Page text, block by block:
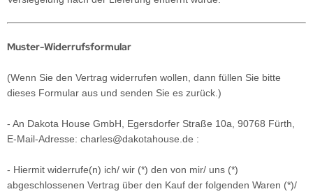
Muster-Widerrufsformular
(Wenn Sie den Vertrag widerrufen wollen, dann füllen Sie bitte
dieses Formular aus und senden Sie es zurück.)
- An Dakota House GmbH, Egersdorfer Straße 10a, 90768 Fürth
E-Mail-Adresse: charles@dakotahouse.de :
- Hiermit widerrufe(n) ich/ wir (*) den von mir/ uns (*)
abgeschlossenen Vertrag über den Kauf der folgenden Waren (*)/